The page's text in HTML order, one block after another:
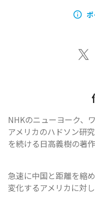
NHKのニューヨーク、
アメリカのハドソン研
を続ける日高義樹の著
急速に中国と距離を縮
変化するアメリカに対